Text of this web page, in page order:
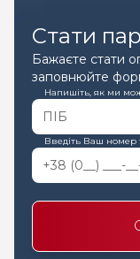
Стати
Бажаєте стати
заповнюйте
Напишіть, як ми
Введіть Ваш номер